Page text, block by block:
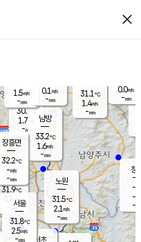
close
양주
30.7℃
1.7
-mm
31.1℃
1.4m/s
-mm
창
-
-m/
-
0.0m/s
-mm
은평
31.9℃
0.7 m/s
- mm
노원
31.5℃
2.1 m/s
-mm
서초
남방
33.2℃
1.6m/s
-mm
장흥면
32.2℃
-m/s
-mm
1.5m/s
-mm
서울
31.8℃
2.5m/s
-mm
0.1 m/s
-mm